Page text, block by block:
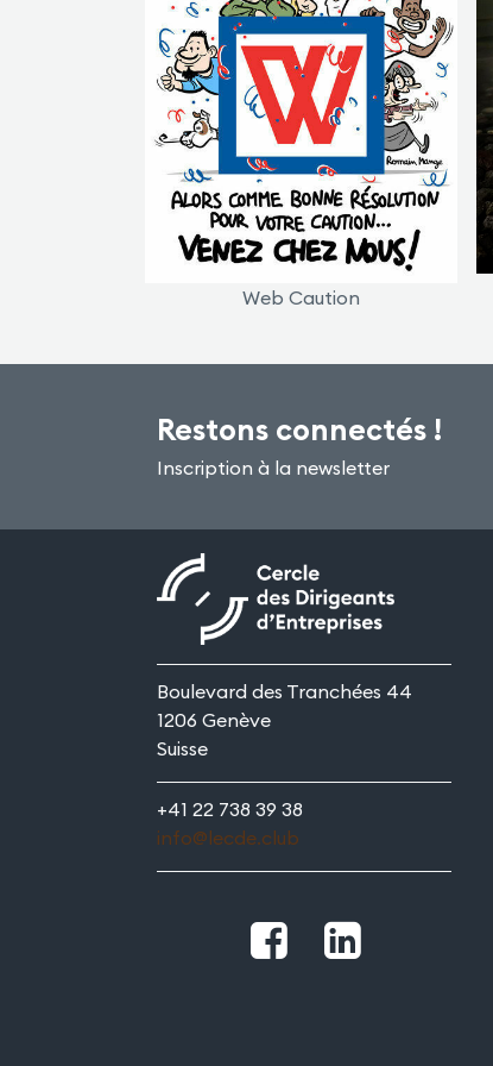
Web Caution
Restons connectés !
Inscription à la newsletter
Boulevard des Tranchées 44
1206 Genève
Suisse
+41 22 738 39 38
info@lecde.club